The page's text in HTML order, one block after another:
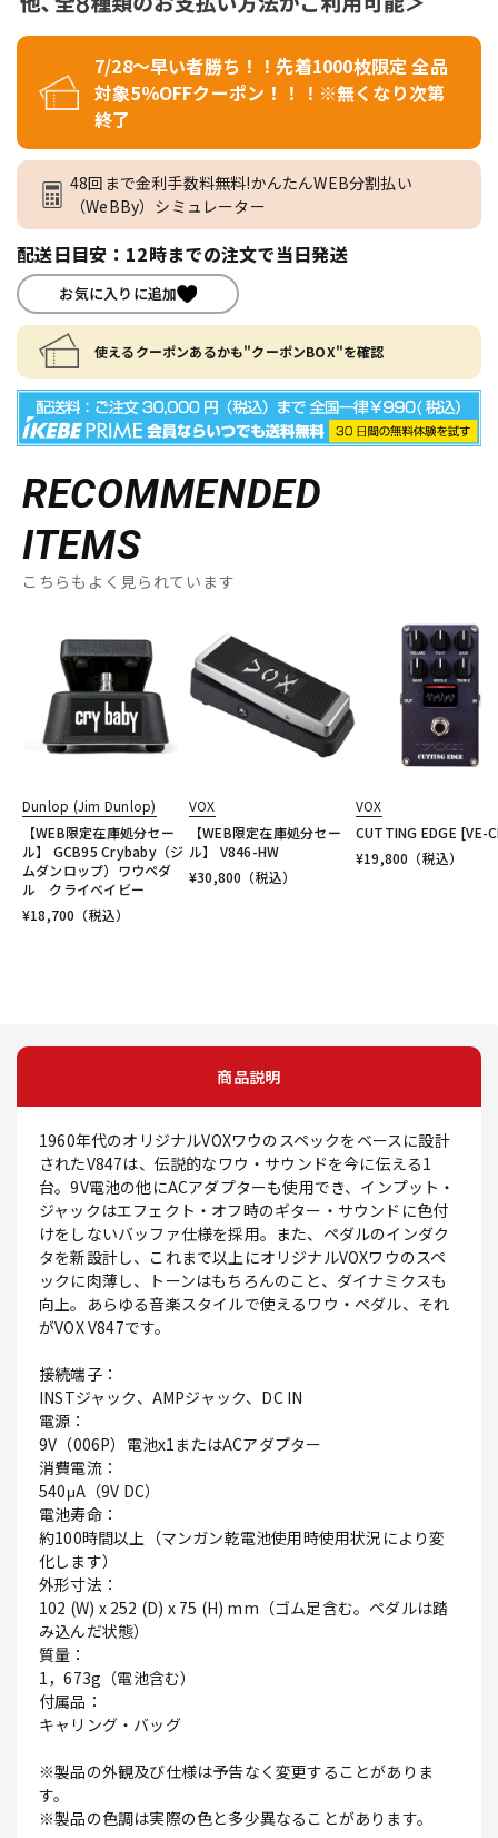
7/28～早い者勝ち！！先着1000枚限定 全品
対象5％OFFクーポン！！！※無くなり次第
終了
48回まで金利手数料無料!かんたんWEB分割払い
（WeBBy）シミュレーター
配送日目安：12時までの注文で当日発送
お気に入りに追加
使えるクーポンあるかも"クーポンBOX"を確認
RECOMMENDED
ITEMS
こちらもよく見られています
Dunlop (Jim Dunlop)
【WEB限定在庫処分セー
ル】 GCB95 Crybaby（ジ
ムダンロップ）ワウペダ
ル クライベイビー
¥18,700 （税込）
VOX
【WEB限定在庫処分セー
ル】 V846-HW
¥30,800 （税込）
VOX
CUTTING EDGE [VE-
¥19,800 （税込）
商品説明
1960年代のオリジナルVOXワウのスペックをベースに設計
されたV847は、伝説的なワウ・サウンドを今に伝える1
台。9V電池の他にACアダプターも使用でき、インプット・
ジャックはエフェクト・オフ時のギター・サウンドに色付
けをしないバッファ仕様を採用。また、ペダルのインダク
タを新設計し、これまで以上にオリジナルVOXワウのスペ
ックに肉薄し、トーンはもちろんのこと、ダイナミクスも
向上。あらゆる音楽スタイルで使えるワウ・ペダル、それ
がVOX V847です。
接続端子：
INSTジャック、AMPジャック、DC IN
電源：
9V（006P）電池x1またはACアダプター
消費電流：
540μA（9V DC）
電池寿命：
約100時間以上（マンガン乾電池使用時使用状況により変
化します）
外形寸法：
102 (W) x 252 (D) x 75 (H) mm（ゴム足含む。ペダルは踏
み込んだ状態）
質量：
1，673g（電池含む）
付属品：
キャリング・バッグ
※製品の外観及び仕様は予告なく変更することがありま
す。
※製品の色調は実際の色と多少異なることがあります。